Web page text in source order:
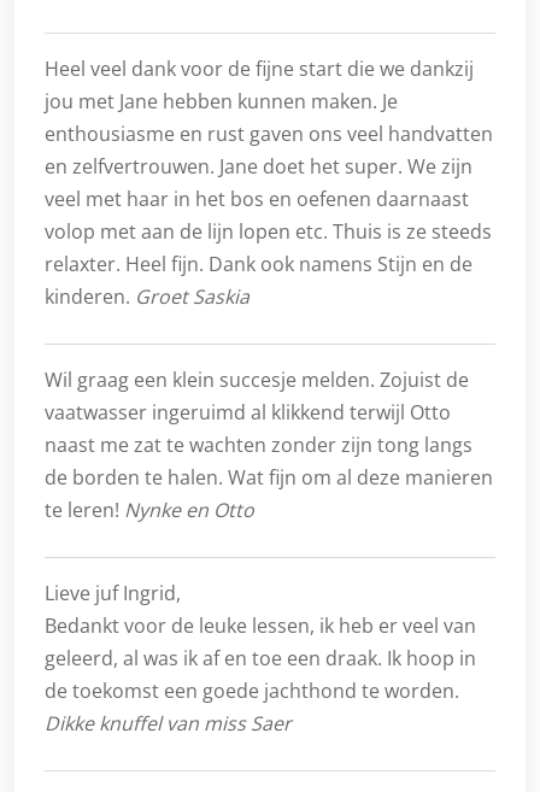
Heel veel dank voor de fijne start die we dankzij
jou met Jane hebben kunnen maken. Je
enthousiasme en rust gaven ons veel handvatten
en zelfvertrouwen. Jane doet het super. We zijn
veel met haar in het bos en oefenen daarnaast
volop met aan de lijn lopen etc. Thuis is ze steeds
relaxter. Heel fijn. Dank ook namens Stijn en de
kinderen. Groet Saskia
Wil graag een klein succesje melden. Zojuist de
vaatwasser ingeruimd al klikkend terwijl Otto
naast me zat te wachten zonder zijn tong langs
de borden te halen. Wat fijn om al deze manieren
te leren! Nynke en Otto
Lieve juf Ingrid,
Bedankt voor de leuke lessen, ik heb er veel van
geleerd, al was ik af en toe een draak. Ik hoop in
de toekomst een goede jachthond te worden.
Dikke knuffel van miss Saer